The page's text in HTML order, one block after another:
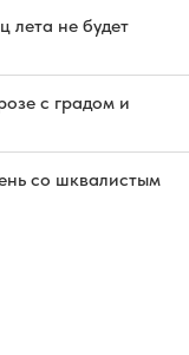
лета не будет
с градом и
со шквалистым